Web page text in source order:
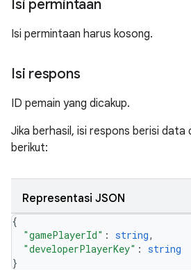
Isi permintaan
Isi permintaan harus kosong.
Isi respons
ID pemain yang dicakup.
Jika berhasil, isi respons berisi data
berikut:
Representasi JSON
{
"gamePlayerId" : string,
"developerPlayerKey" : string
}